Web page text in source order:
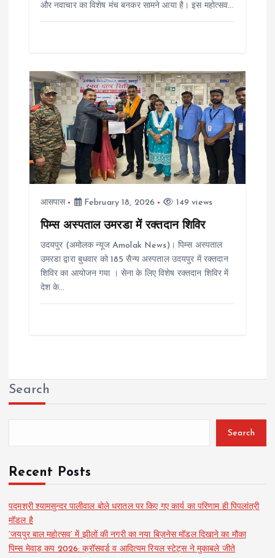
और नवाचार का विशेष मंच बनकर सामने आया है। इस महोत्सव…
आसपास February 18, 2026 149 views
पिम्स अस्पताल उमरडा में रक्तदान शिविर
उदयपुर (अमोलक न्यूज Amolak News)। पिम्स अस्पताल
उमरडा द्वारा बुधवार को 185 सैन्य अस्पताल उदयपुर में रक्तदान
शिविर का आयोजन गया । सेना के लिए विशेष रक्तदान शिविर में
देश के…
Search
Search
Recent Posts
पद्मश्री श्यामसुन्दर पालीवाल बोले धरातल पर किए गए कार्य का परिणाम ही पिपलांत्री
मॉडल है
‘जयपुर बाल महोत्सव’ में झीलों की नगरी का नया बिज़नेस मॉडल दिखाने का मौका
पिम्स मेवाड़ कप 2026: क्रॉसवर्ड व आदित्यम रियल स्टेट्स ने मुकाबले जीते